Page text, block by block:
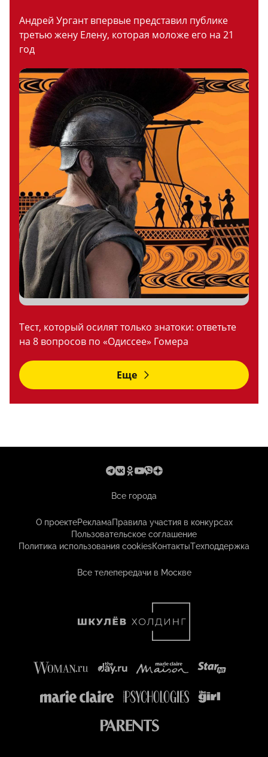
Андрей Ургант впервые представил публике
третью жену Елену, которая моложе его на 21
год
Тест, который осилят только знатоки: ответьте
на 8 вопросов по «Одиссее» Гомера
Еще
Все города
О проектеРекламаПравила участия в конкурсах
Пользовательское соглашение
Политика использования cookiesКонтактыТехподдержка
Все телепередачи в Москве